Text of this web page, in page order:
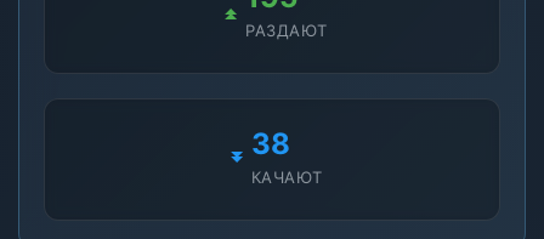
РАЗДАЮТ
38
КАЧАЮТ